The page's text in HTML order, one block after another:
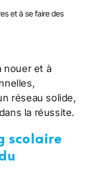
et à se faire des
nouer et à
réseau solide,
la réussite.
scolaire